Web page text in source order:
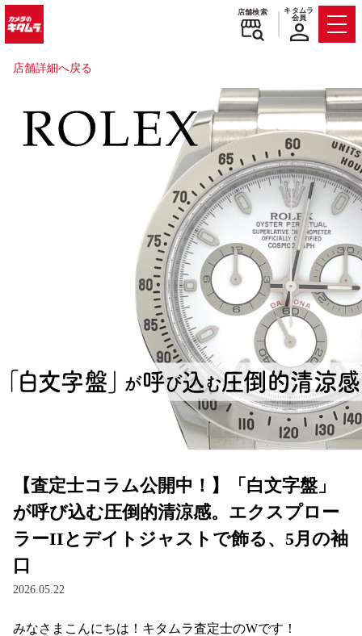
店舗検索
キタムラ
会員
店舗詳細へ戻る
【査定士コラム公開中！】「白文字盤」
が呼び込む圧倒的清涼感。エクスプロー
ラーIIとデイトジャストで飾る、5月の袖
口
2026.05.22
みなさまこんにちは！キタムラ査定士のWです！